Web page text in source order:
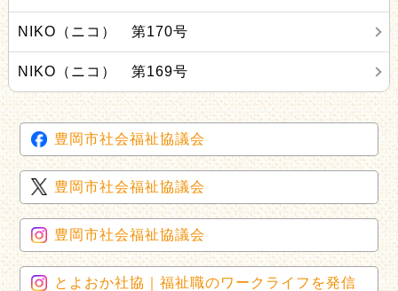
NIKO（ニコ） 第170号
NIKO（ニコ） 第169号
豊岡市社会福祉協議会
豊岡市社会福祉協議会
豊岡市社会福祉協議会
とよおか社協｜福祉職のワークライフを発信